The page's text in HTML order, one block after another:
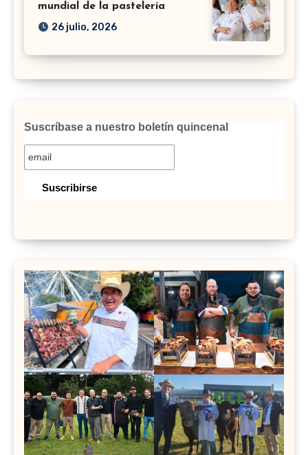
mundial de la pastelería
26 julio, 2026
Suscríbase a nuestro boletín quincenal